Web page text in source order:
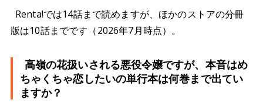
Renta!では14話まで読めますが、ほかのストアの分冊
版は10話までです（2026年7月時点）。
高嶺の花扱いされる悪役令嬢ですが、本音はめ
ちゃくちゃ恋したいの単行本は何巻まで出てい
ますか？